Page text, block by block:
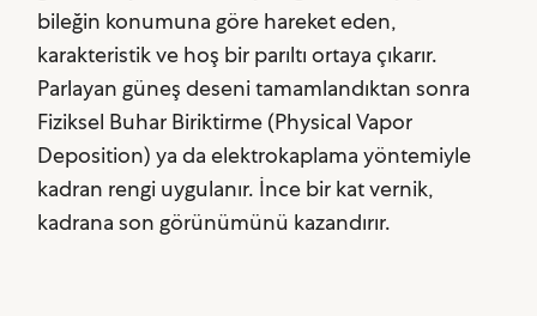
bileğin konumuna göre hareket eden,
karakteristik ve hoş bir parıltı ortaya çıkarır.
Parlayan güneş deseni tamamlandıktan sonra
Fiziksel Buhar Biriktirme (Physical Vapor
Deposition) ya da elektrokaplama yöntemiyle
kadran rengi uygulanır. İnce bir kat vernik,
kadrana son görünümünü kazandırır.